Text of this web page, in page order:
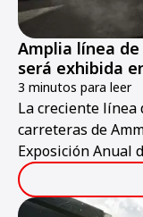
Amplia línea
será exhibida
3 minutos para leer
La creciente línea
carreteras de
Exposición Anual
Brasil, del 22 al 24
estarán en el